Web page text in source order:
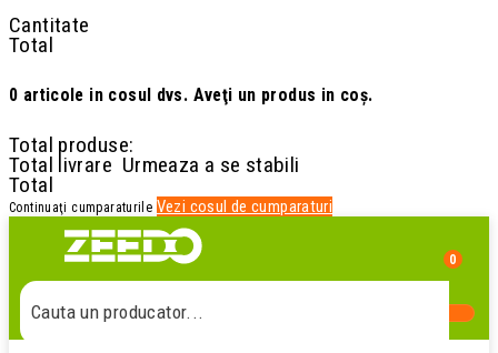
Cantitate
Total
0 articole in cosul dvs. Aveţi un produs in coş.
Total produse:
Total livrare Urmeaza a se stabili
Total
Continuaţi cumparaturile Vezi cosul de cumparaturi
0
Cauta un produs...